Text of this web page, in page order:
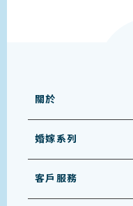
關於
婚嫁系列
客戶服務